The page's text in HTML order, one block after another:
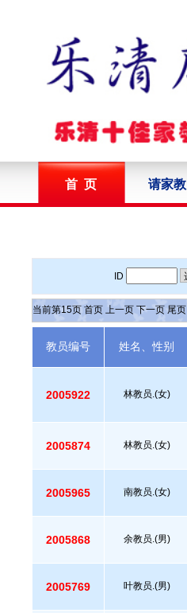
首 页 请家教
ID
当前第15页 首页 上一页 下一页 尾页
教员编号 姓名、性别
2005922 林教员.(女)
2005874 林教员.(女)
2005965 南教员.(女)
2005868 余教员.(男)
2005769 叶教员.(男)